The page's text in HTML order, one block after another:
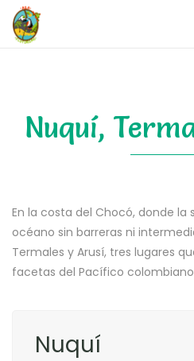
Nuquí,
En la costa del Chocó, donde
océano sin barreras ni
Termales y Arusí, tres lugares
facetas del Pacífico
Nuquí